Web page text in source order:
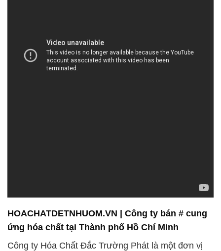
HOACHATDETNHUOM.VN | Công ty bán # cung
ứng hóa chất tại Thành phố Hồ Chí Minh
Công ty Hóa Chất Đắc Trường Phát là một đơn vị